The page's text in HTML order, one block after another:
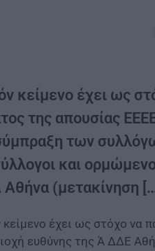
κείμενο έχει ως
της απουσίας
των
και
(μετακίνηση
έχει ως στόχο να
ευθύνης της Ά ΔΔΕ